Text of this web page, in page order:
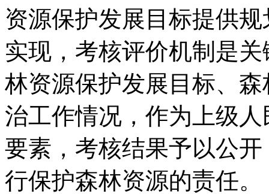
资源保护发展目标提供
实现，考核评价机制是
林资源保护发展目标、
治工作情况，作为上级
要素，考核结果予以公
行保护森林资源的责任。